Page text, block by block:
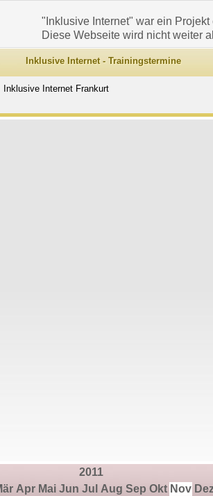
"Inklusive Internet" war ein
Diese Webseite wird nicht weiter
Inklusive Internet - Trainingstermine
Inklusive Internet Frankurt
2011
Apr Mai Jun Jul Aug Sep Okt Nov